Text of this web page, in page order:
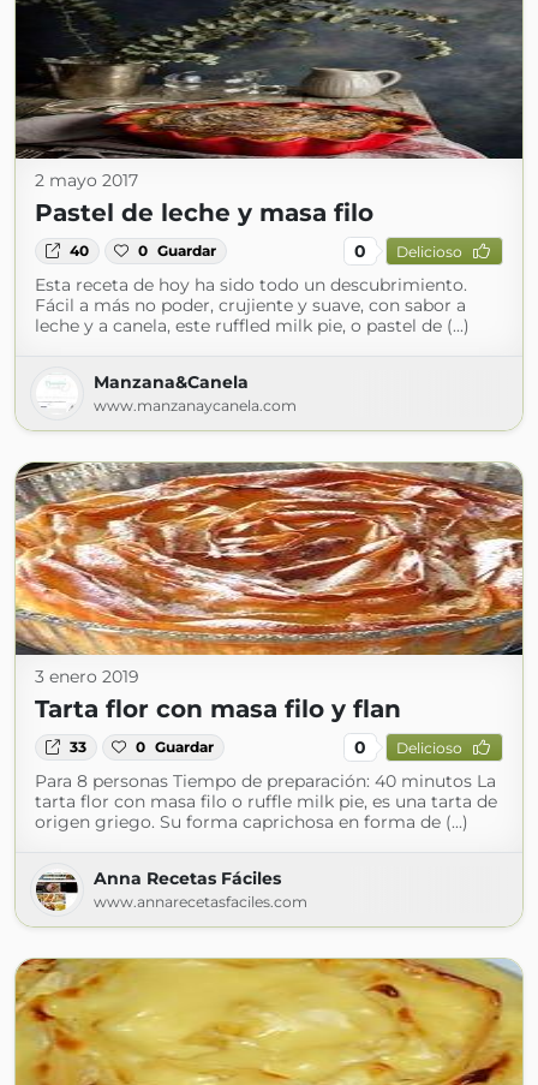
2 mayo 2017
Pastel de leche y masa filo
40 0 Guardar 0 Delicioso
Esta receta de hoy ha sido todo un descubrimiento.
Fácil a más no poder, crujiente y suave, con sabor a
leche y a canela, este ruffled milk pie, o pastel de (...)
Manzana&Canela
www.manzanaycanela.com
3 enero 2019
Tarta flor con masa filo y flan
33 0 Guardar 0 Delicioso
Para 8 personas Tiempo de preparación: 40 minutos La
tarta flor con masa filo o ruffle milk pie, es una tarta de
origen griego. Su forma caprichosa en forma de (...)
Anna Recetas Fáciles
www.annarecetasfaciles.com